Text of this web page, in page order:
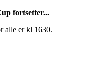
fortsetter...
alle er kl 1630.